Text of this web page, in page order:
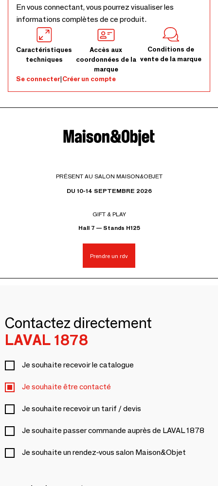
En vous connectant, vous pourrez visualiser les
informations complètes de ce produit.
Caractéristiques
techniques
Accès aux
coordonnées de la
marque
Conditions de
vente de la marque
Se connecter|Créer un compte
PRÉSENT AU SALON MAISON&OBJET
DU 10-14 SEPTEMBRE 2026
GIFT & PLAY
Hall 7 — Stands H125
Prendre un rdv
Contactez directement
LAVAL 1878
Je souhaite recevoir le catalogue
Je souhaite être contacté
Je souhaite recevoir un tarif / devis
Je souhaite passer commande auprès de LAVAL 1878
Je souhaite un rendez-vous salon Maison&Objet